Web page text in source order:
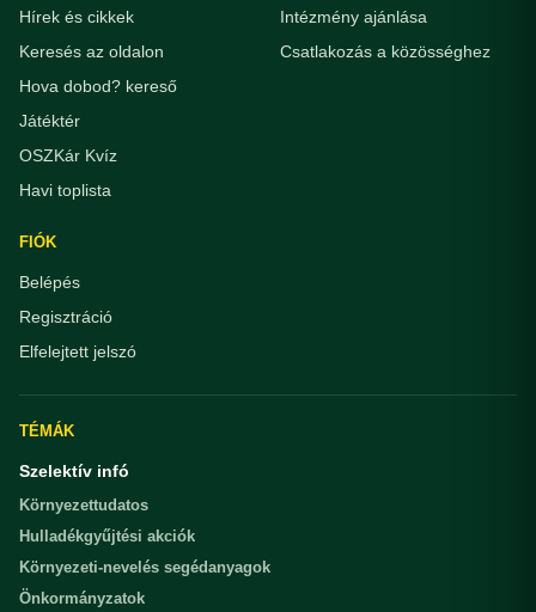
Hírek és cikkek
Keresés az oldalon
Hova dobod? kereső
Játéktér
OSZKár Kvíz
Havi toplista
Intézmény ajánlása
Csatlakozás a közösséghez
FIÓK
Belépés
Regisztráció
Elfelejtett jelszó
TÉMÁK
Szelektív infó
Környezettudatos
Hulladékgyűjtési akciók
Környezeti-nevelés segédanyagok
Önkormányzatok